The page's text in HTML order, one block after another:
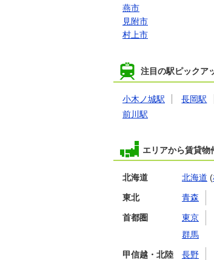
燕市
見附市
村上市
注目の駅ピックア
小木ノ城駅 長岡駅
前川駅
エリアから賃貸物
北海道 北海道 (
東北 青森
首都圏 東京
群馬
甲信越・北陸 長野